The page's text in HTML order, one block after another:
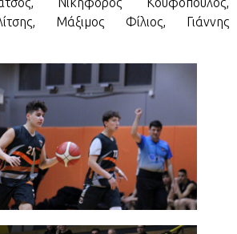
Μάξιμος Φίλιος, Γιάννης